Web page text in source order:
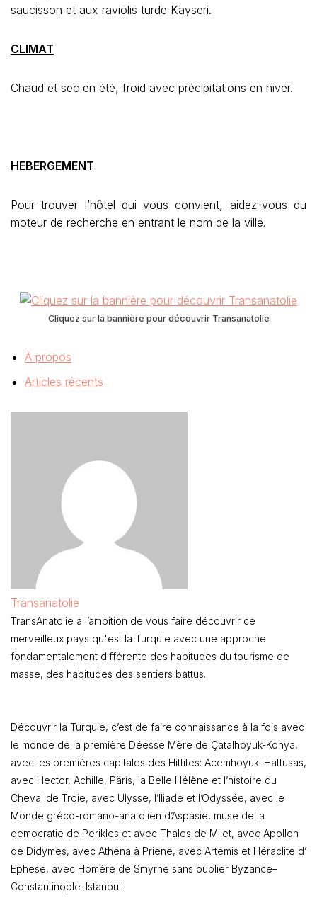
saucisson et aux raviolis turde Kayseri.
CLIMAT
Chaud et sec en été, froid avec précipitations en hiver.
HEBERGEMENT
Pour trouver l’hôtel qui vous convient, aidez-vous du
moteur de recherche en entrant le nom de la ville.
Cliquez sur la bannière pour découvrir Transanatolie
À propos
Articles récents
Transanatolie
TransAnatolie a l’ambition de vous faire découvrir ce
merveilleux pays qu'est la Turquie avec une approche
fondamentalement différente des habitudes du tourisme de
masse, des habitudes des sentiers battus.
Découvrir la Turquie, c’est de faire connaissance à la fois avec
le monde de la première Déesse Mère de Çatalhoyuk-Konya,
avec les premières capitales des Hittites: Acemhoyuk–Hattusas,
avec Hector, Achille, Päris, la Belle Hélène et l’histoire du
Cheval de Troie, avec Ulysse, l’Iliade et l’Odyssée, avec le
Monde gréco-romano-anatolien d’Aspasie, muse de la
democratie de Perikles et avec Thales de Milet, avec Apollon
de Didymes, avec Athéna à Priene, avec Artémis et Héraclite d’
Ephese, avec Homère de Smyrne sans oublier Byzance–
Constantinople–Istanbul.